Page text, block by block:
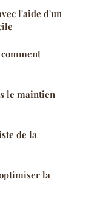
l'aide d'un
le maintien
de la
la